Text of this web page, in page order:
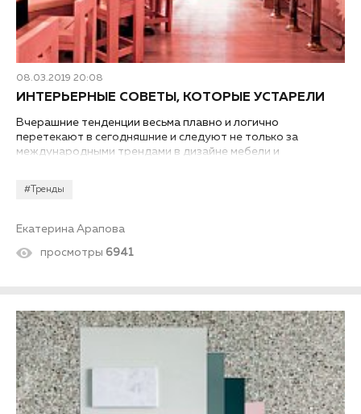
08.03.2019 20:08
#Тренды
ИНТЕРЬЕРНЫЕ СОВЕТЫ, КОТОРЫЕ УСТАРЕЛИ
Вчерашние тенденции весьма плавно и логично
перетекают в сегодняшние и следуют не только за
международными трендами в дизайне мебели и
Екатерина Арапова
просмотры 6941